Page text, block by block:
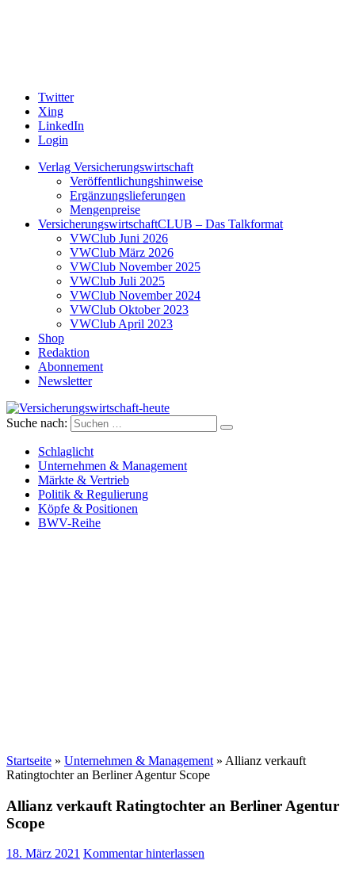
Twitter
Xing
LinkedIn
Login
Verlag Versicherungswirtschaft
Veröffentlichungshinweise
Ergänzungslieferungen
Mengenpreise
VersicherungswirtschaftCLUB – Das Talkformat
VWClub Juni 2026
VWClub März 2026
VWClub November 2025
VWClub Juli 2025
VWClub November 2024
VWClub Oktober 2023
VWClub April 2023
Shop
Redaktion
Abonnement
Newsletter
Versicherungswirtschaft-heute
Suche nach:
Schlaglicht
Unternehmen & Management
Märkte & Vertrieb
Politik & Regulierung
Köpfe & Positionen
BWV-Reihe
Startseite » Unternehmen & Management » Allianz verkauft
Ratingtochter an Berliner Agentur Scope
Allianz verkauft Ratingtochter an Berliner Agentur
Scope
18. März 2021 Kommentar hinterlassen